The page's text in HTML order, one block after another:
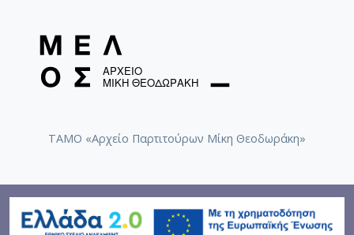
ΤΑΜΟ «Αρχείο Παρτιτούρων Μίκη Θεοδωράκη»